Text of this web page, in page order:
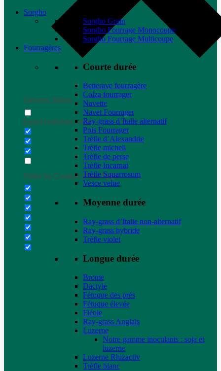
Generic filters
Exact matches only
Filter by Custom Post Type
Sorgho
Sorgho Grain
Sorgho Fourrage Monocoupe
Sorgho Fourrage Multicoupe
Fourragères
Courte durée
Betterave fourragère
Colza fourrager
Navette
Navet Fourrager
Ray-grass d’Italie alternatif
Pois Fourrager
Trèfle d’Alexandrie
Trèfle micheli
Trèfle de perse
Trèfle Incarnat
Trèfle Squarrosum
Vesce velue
Moyenne durée
Ray-grass d’Italie non-alternatif
Ray-grass hybride
Trèfle violet
Longue durée
Brome
Dactyle
Fétuque des prés
Fétuque élevée
Fléole
Ray-grass Anglais
Luzerne
Notre gamme inoculants : soja et
luzerne
Luzerne Rhizactiv
Trèfle blanc